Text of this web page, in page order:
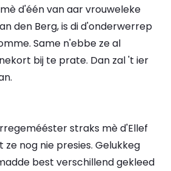
d'één van aar vrouweleke
den Berg, is di d'onderwerrep
Same n'ebbe ze al
bij te prate. Dan zal 't ier
straks mè d'Ellef
ze nog nie presies. Gelukkeg
best verschillend gekleed